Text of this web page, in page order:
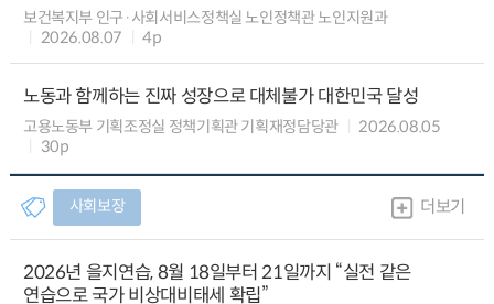
보건복지부 인구·사회서비스정책실 노인정책관 노인지원과
2026.08.07
4p
노동과 함께하는 진짜 성장으로 대체불가 대한민국 달성
고용노동부 기획조정실 정책기획관 기획재정담당관
2026.08.05
30p
사회보장 더보기
2026년 을지연습, 8월 18일부터 21일까지 “실전 같은
연습으로 국가 비상대비태세 확립”